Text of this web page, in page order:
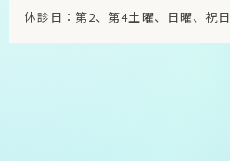
休診日：第2、第4土曜、日曜、祝日